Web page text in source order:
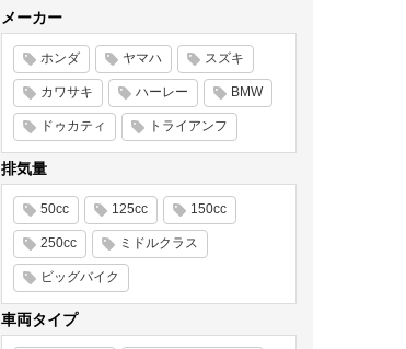
メーカー
ホンダ ヤマハ スズキ
カワサキ ハーレー BMW
ドゥカティ トライアンフ
排気量
50cc 125cc 150cc
250cc ミドルクラス
ビッグバイク
車両タイプ